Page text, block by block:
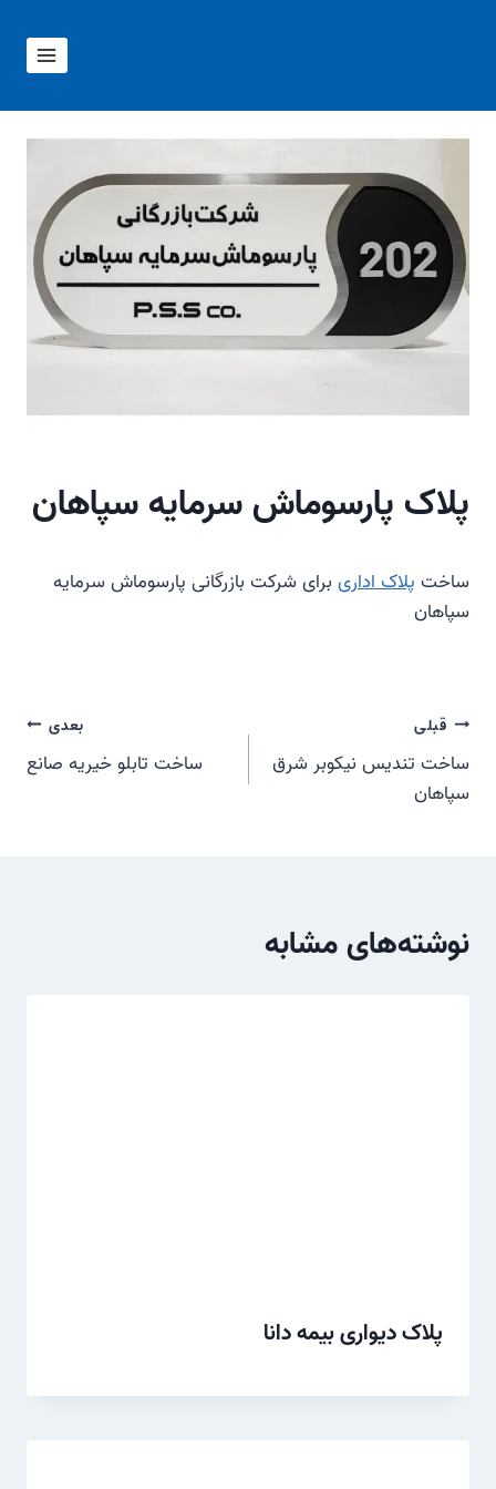
پلاک پارسوماش سرمایه سپاهان
ساخت پلاک اداری برای شرکت بازرگانی پارسوماش سرمایه
سپاهان
راهبری
نوشته
قبلی
ساخت تندیس نیکوبر شرق
سپاهان
بعدی
ساخت تابلو خیریه صانع
نوشته‌های مشابه
پلاک دیواری بیمه دانا